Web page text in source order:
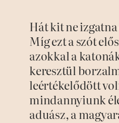
Hát kit ne
Míg ezt a szót
azokkal a
keresztül
leértékelődött
mindannyiunk
aduász, a